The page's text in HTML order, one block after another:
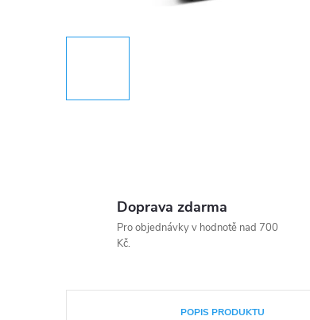
Doprava zdarma
Pro objednávky v hodnotě nad 700
Kč.
POPIS PRODUKTU